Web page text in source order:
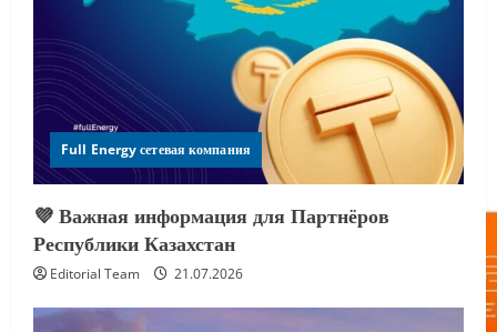
Full Energy сетевая компания
💜 Важная информация для Партнёров
Республики Казахстан
Editorial Team 21.07.2026